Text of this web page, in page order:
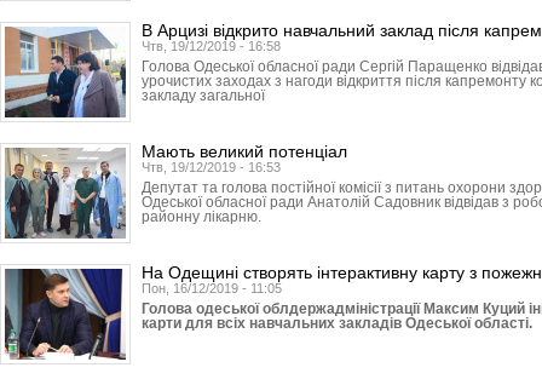
В Арцизі відкрито навчальний заклад після
Чтв, 19/12/2019 - 16:58
Голова Одеської обласної ради Сергій Паращенко
урочистих заходах з нагоди відкриття після капремонту
закладу загальної
Мають великий потенціал
Чтв, 19/12/2019 - 16:53
Депутат та голова постійної комісії з питань охорони
Одеської обласної ради Анатолій Садовник відвідав з
районну лікарню.
На Одещині створять інтерактивну карту з
Пон, 16/12/2019 - 11:05
Голова одеської облдержадміністрації Максим Куций
карти для всіх навчальних закладів Одеської області.